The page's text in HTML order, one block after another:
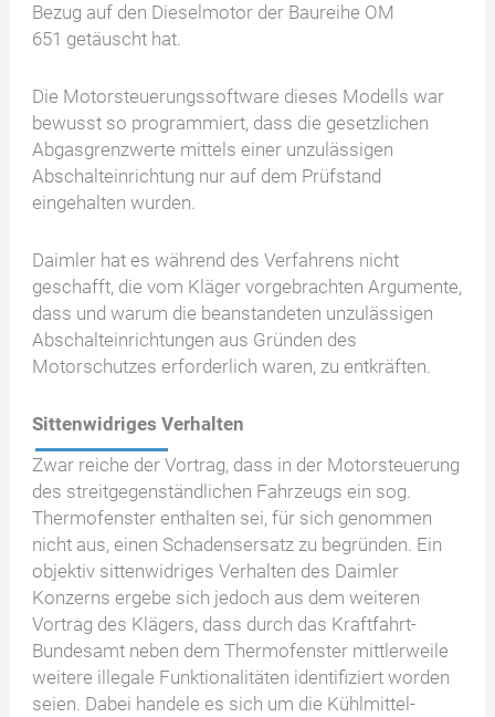
Bezug auf den Dieselmotor der Baureihe OM
651 getäuscht hat.
Die Motorsteuerungssoftware dieses Modells war
bewusst so programmiert, dass die gesetzlichen
Abgasgrenzwerte mittels einer unzulässigen
Abschalteinrichtung nur auf dem Prüfstand
eingehalten wurden.
Daimler hat es während des Verfahrens nicht
geschafft, die vom Kläger vorgebrachten Argumente,
dass und warum die beanstandeten unzulässigen
Abschalteinrichtungen aus Gründen des
Motorschutzes erforderlich waren, zu entkräften.
Sittenwidriges Verhalten
Zwar reiche der Vortrag, dass in der Motorsteuerung
des streitgegenständlichen Fahrzeugs ein sog.
Thermofenster enthalten sei, für sich genommen
nicht aus, einen Schadensersatz zu begründen. Ein
objektiv sittenwidriges Verhalten des Daimler
Konzerns ergebe sich jedoch aus dem weiteren
Vortrag des Klägers, dass durch das Kraftfahrt-
Bundesamt neben dem Thermofenster mittlerweile
weitere illegale Funktionalitäten identifiziert worden
seien. Dabei handele es sich um die Kühlmittel-